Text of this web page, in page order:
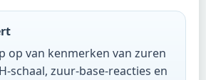
op van kenmerken van zuren
schaal, zuur-base-reacties en